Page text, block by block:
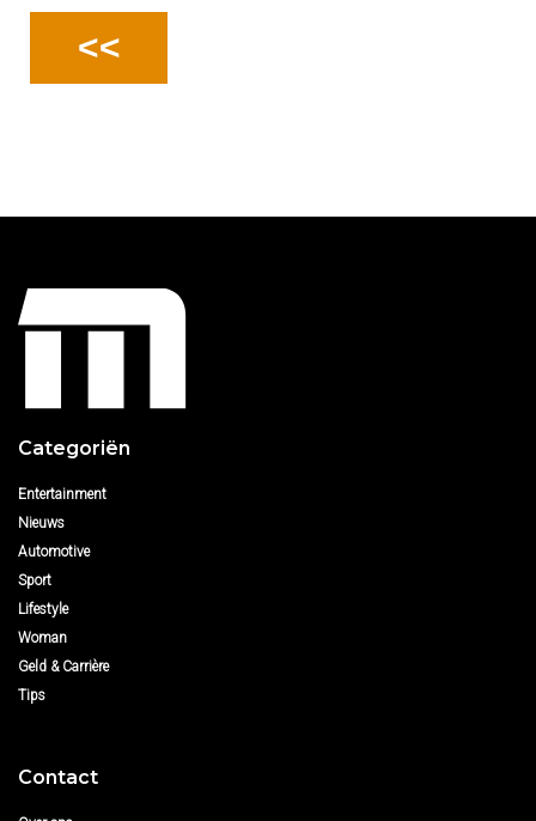
<<
Categoriën
Entertainment
Nieuws
Automotive
Sport
Lifestyle
Woman
Geld & Carrière
Tips
Contact